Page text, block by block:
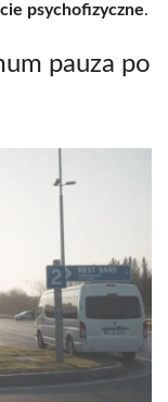
psychofizyczne.
pauza po